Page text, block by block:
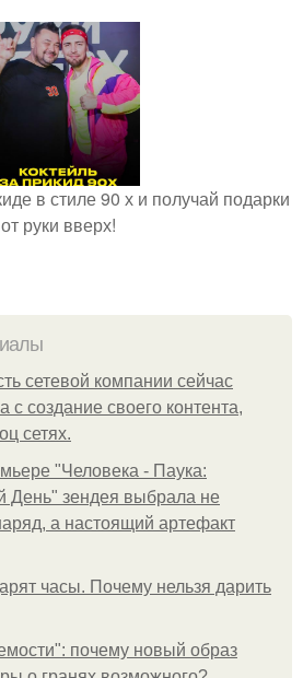
в стиле 90 х и получай подарки
от руки вверх!
сетевой компании сейчас
с создание своего контента,
сетях.
"Человека - Паука:
зендея выбрала не
а настоящий артефакт
часы. Почему нельзя дарить
почему новый образ